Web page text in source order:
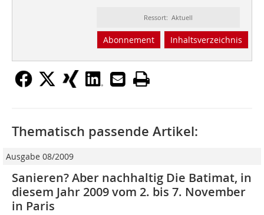
Ressort: Aktuell
Abonnement Inhaltsverzeichnis
Thematisch passende Artikel:
Ausgabe 08/2009
Sanieren? Aber nachhaltig Die Batimat, in
diesem Jahr 2009 vom 2. bis 7. November
in Paris